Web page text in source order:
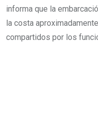
informa que la
la costa
compartidos por los